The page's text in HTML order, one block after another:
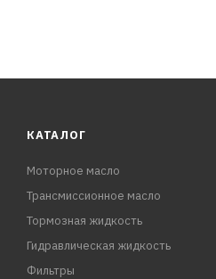
КАТАЛОГ
Моторное масло
Трансмиссионное масло
Тормозная жидкость
Гидравлическая жидкость
Фильтры